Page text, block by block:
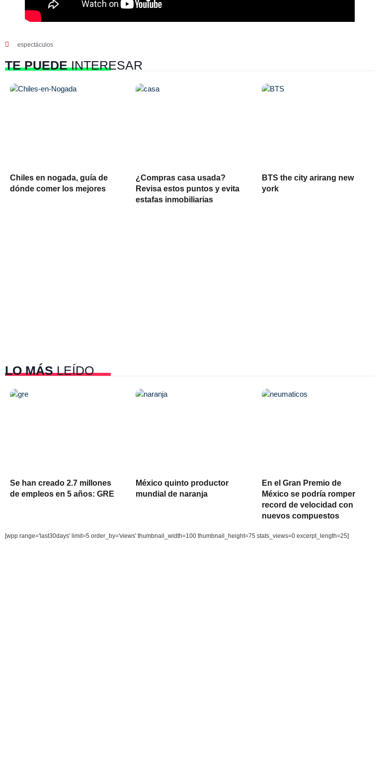
espectáculos
TE PUEDEINTERESAR
Chiles en nogada, guía de
dónde comer los mejores
¿Compras casa usada?
Revisa estos puntos y evita
estafas inmobiliarias
BTS the city arirang new
york
LO MÁSLEÍDO
Se han creado 2.7 millones
de empleos en 5 años: GRE
México quinto productor
mundial de naranja
En el Gran Premio de
México se podría romper
record de velocidad con
nuevos compuestos
[wpp range='last30days' limit=5 order_by='views' thumbnail_width=100 thumbnail_height=75 stats_views=0 excerpt_length=25]